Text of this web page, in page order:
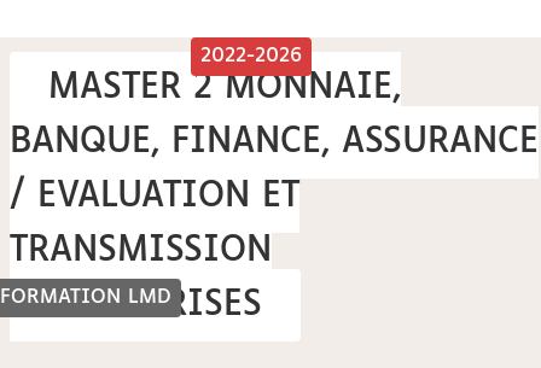
FORMATION LMD
2022-2026
MASTER 2 MONNAIE,
BANQUE, FINANCE, ASSURANCE
/ EVALUATION ET
TRANSMISSION
D'ENTREPRISES